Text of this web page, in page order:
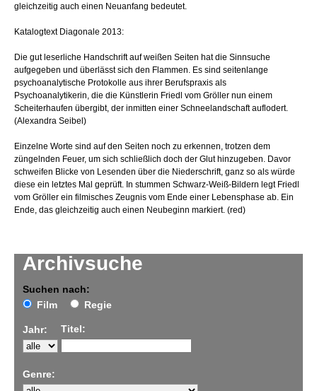
Archivsuche
Suchen nach:
Film
Regie
Jahr: Titel:
Genre:
gleichzeitig auch einen Neuanfang bedeutet.
Katalogtext Diagonale 2013:
Die gut leserliche Handschrift auf weißen Seiten hat die Sinnsuche
aufgegeben und überlässt sich den Flammen. Es sind seitenlange
psychoanalytische Protokolle aus ihrer Berufspraxis als
Psychoanalytikerin, die die Künstlerin Friedl vom Gröller nun einem
Scheiterhaufen übergibt, der inmitten einer Schneelandschaft auflodert.
(Alexandra Seibel)
Einzelne Worte sind auf den Seiten noch zu erkennen, trotzen dem
züngelnden Feuer, um sich schließlich doch der Glut hinzugeben. Davor
schweifen Blicke von Lesenden über die Niederschrift, ganz so als würde
diese ein letztes Mal geprüft. In stummen Schwarz-Weiß-Bildern legt Friedl
vom Gröller ein filmisches Zeugnis vom Ende einer Lebensphase ab. Ein
Ende, das gleichzeitig auch einen Neubeginn markiert. (red)